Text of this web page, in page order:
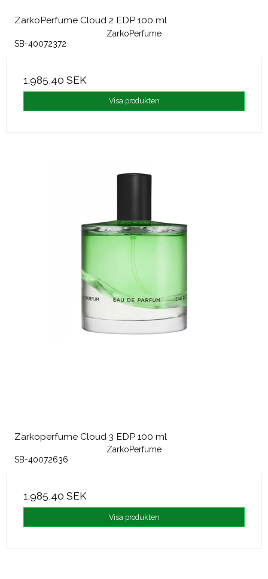
ZarkoPerfume Cloud 2 EDP 100 ml
ZarkoPerfume
SB-40072372
1.985,40 SEK
Visa produkten
Zarkoperfume Cloud 3 EDP 100 ml
ZarkoPerfume
SB-40072636
1.985,40 SEK
Visa produkten